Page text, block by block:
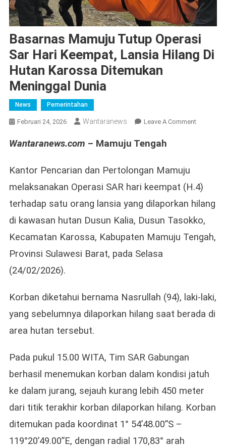
Basarnas Mamuju Tutup Operasi
Sar Hari Keempat, Lansia Hilang Di
Hutan Karossa Ditemukan
Meninggal Dunia
News Pemerintahan
Februari 24, 2026 Wantaranews Leave A CommentOn
Hari
Keempat,
Hilang
Di
Dunia
Wantaranews.com – Mamuju Tengah
Kantor Pencarian dan Pertolongan Mamuju
melaksanakan Operasi SAR hari keempat (H.4)
terhadap satu orang lansia yang dilaporkan hilang
di kawasan hutan Dusun Kalia, Dusun Tasokko,
Kecamatan Karossa, Kabupaten Mamuju Tengah,
Provinsi Sulawesi Barat, pada Selasa
(24/02/2026).
Korban diketahui bernama Nasrullah (94), laki-laki,
yang sebelumnya dilaporkan hilang saat berada di
area hutan tersebut.
Pada pukul 15.00 WITA, Tim SAR Gabungan
berhasil menemukan korban dalam kondisi jatuh
ke dalam jurang, sejauh kurang lebih 450 meter
dari titik terakhir korban dilaporkan hilang. Korban
ditemukan pada koordinat 1° 54’48.00”S –
119°20’49.00”E, dengan radial 170,83° arah